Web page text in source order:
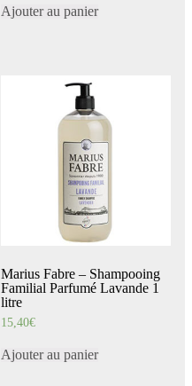
Ajouter au panier
Marius Fabre – Shampooing
Familial Parfumé Lavande 1
litre
15,40€
Ajouter au panier